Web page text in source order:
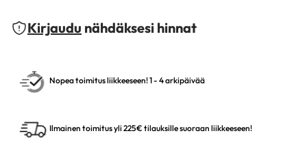
Kirjaudu nähdäksesi hinnat
Nopea toimitus liikkeeseen! 1 - 4 arkipäivää
Ilmainen toimitus yli 225€ tilauksille suoraan liikkeeseen!